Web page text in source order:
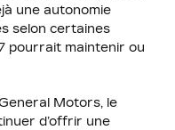
une autonomie
selon certaines
pourrait maintenir ou
Motors, le
d’offrir une